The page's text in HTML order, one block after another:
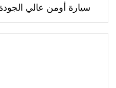
سيارة أومن عالي